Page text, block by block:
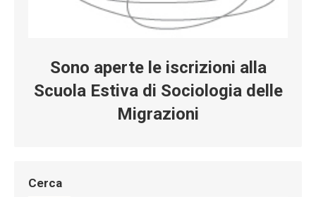
Sono aperte le iscrizioni alla
Scuola Estiva di Sociologia delle
Migrazioni
Cerca